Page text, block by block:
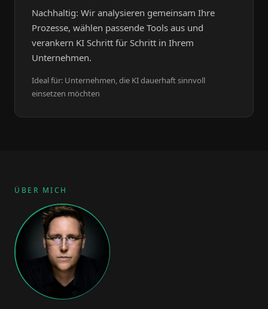
Nachhaltig: Wir analysieren gemeinsam Ihre
Prozesse, wählen passende Tools aus und
verankern KI Schritt für Schritt in Ihrem
Unternehmen.
Ideal für: Unternehmen, die KI dauerhaft sinnvoll
einsetzen möchten
ÜBER MICH